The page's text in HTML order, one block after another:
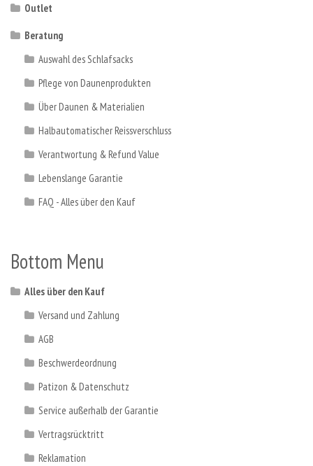
Outlet
Beratung
Auswahl des Schlafsacks
Pflege von Daunenprodukten
Über Daunen & Materialien
Halbautomatischer Reissverschluss
Verantwortung & Refund Value
Lebenslange Garantie
FAQ - Alles über den Kauf
Bottom Menu
Alles über den Kauf
Versand und Zahlung
AGB
Beschwerdeordnung
Patizon & Datenschutz
Service außerhalb der Garantie
Vertragsrücktritt
Reklamation